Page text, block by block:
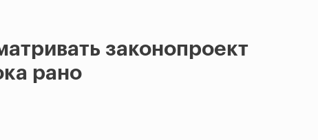
законопроект
рано